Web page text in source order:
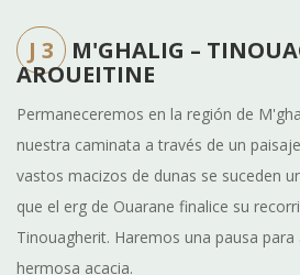
J 3
M'GHALIG –
AROUEITINE
Permaneceremos en la región de
nuestra caminata a través de un
vastos macizos de dunas se suceden
que el erg de Ouarane finalice su
Tinouagherit. Haremos una pausa
hermosa acacia.